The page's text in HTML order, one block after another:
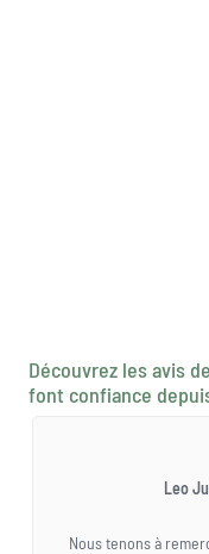
Découvrez les avis
font confiance
Leo
Nous tenons à